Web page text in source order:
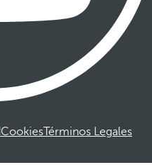
CookiesTérminos Legales